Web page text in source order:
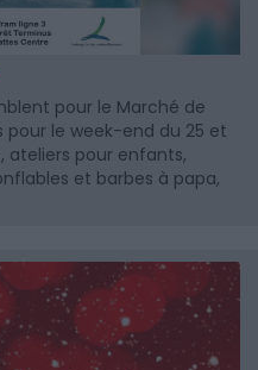
pour le Marché de
pour le week-end du 25 et
ateliers pour enfants,
et barbes à papa,